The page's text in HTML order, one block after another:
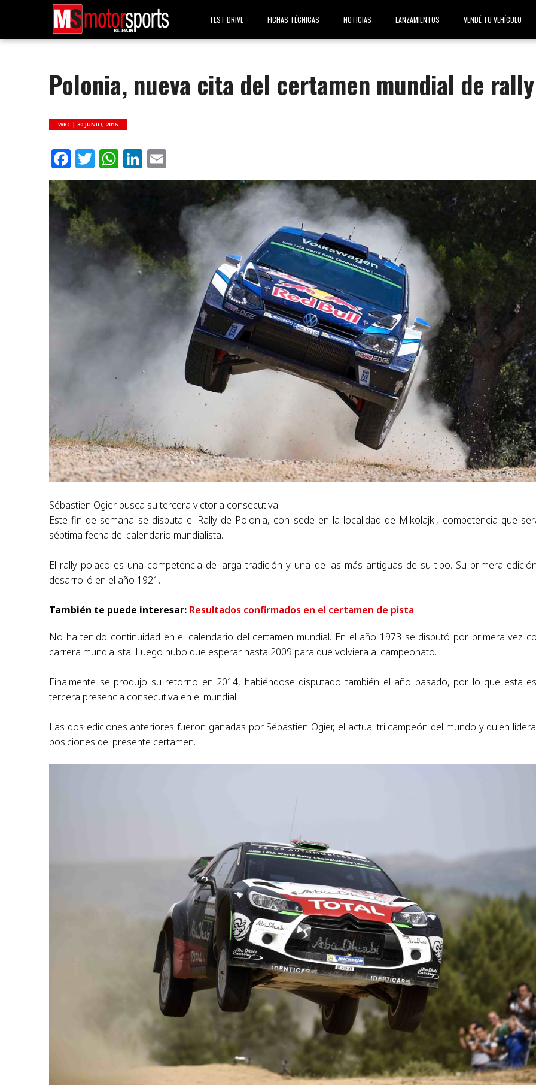
TEST DRIVE FICHAS TÉCNICAS NOTICIAS LANZAMIENTOS VENDÉ TU VEHÍCULO
Polonia, nueva cita del certamen mundial de rally
WRC |30 JUNIO, 2016
Facebook
Twitter
WhatsApp
LinkedIn
Sébastien Ogier busca su tercera victoria consecutiva.
Este fin de semana se disputa el Rally de Polonia, con sede en la localidad de Mikolajki, competencia que
séptima fecha del calendario mundialista.
El rally polaco es una competencia de larga tradición y una de las más antiguas de su tipo. Su primera
desarrolló en el año 1921.
También te puede interesar: Resultados confirmados en el certamen de pista
No ha tenido continuidad en el calendario del certamen mundial. En el año 1973 se disputó por primera vez
carrera mundialista. Luego hubo que esperar hasta 2009 para que volviera al campeonato.
Finalmente se produjo su retorno en 2014, habiéndose disputado también el año pasado, por lo que esta
tercera presencia consecutiva en el mundial.
Las dos ediciones anteriores fueron ganadas por Sébastien Ogier, el actual tri campeón del mundo y quien
posiciones del presente certamen.